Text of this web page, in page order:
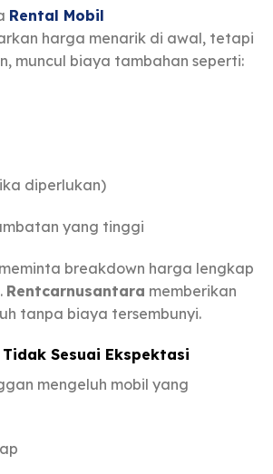
Rental Mobil
harga menarik di awal, tetapi
muncul biaya tambahan seperti:
diperlukan)
yang tinggi
breakdown harga lengkap
Rentcarnusantara memberikan
tanpa biaya tersembunyi.
Sesuai Ekspektasi
mengeluh mobil yang